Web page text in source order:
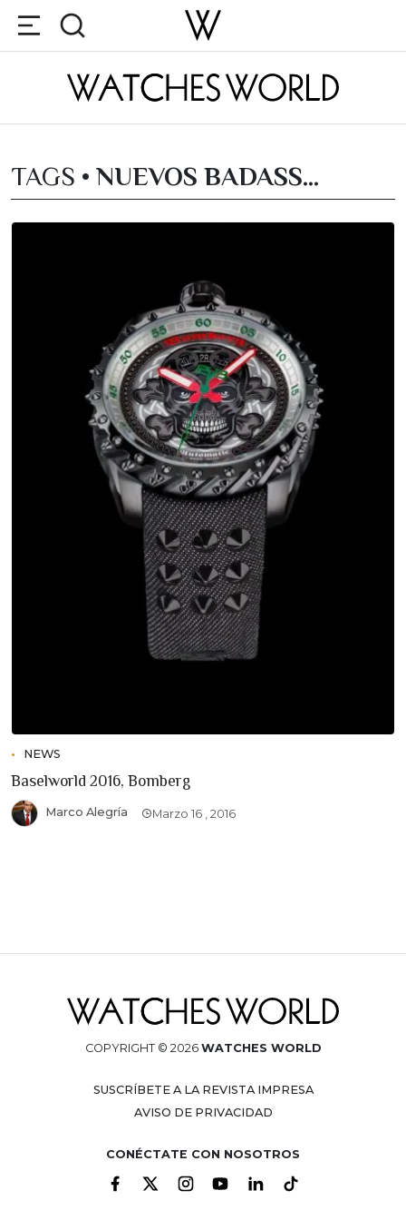
TAGS • NUEVOS BADASS...
NEWS
Baselworld 2016, Bomberg
Marco Alegría Marzo 16 , 2016
COPYRIGHT © 2026 WATCHES WORLD
SUSCRÍBETE A LA REVISTA IMPRESA
AVISO DE PRIVACIDAD
CONÉCTATE CON NOSOTROS